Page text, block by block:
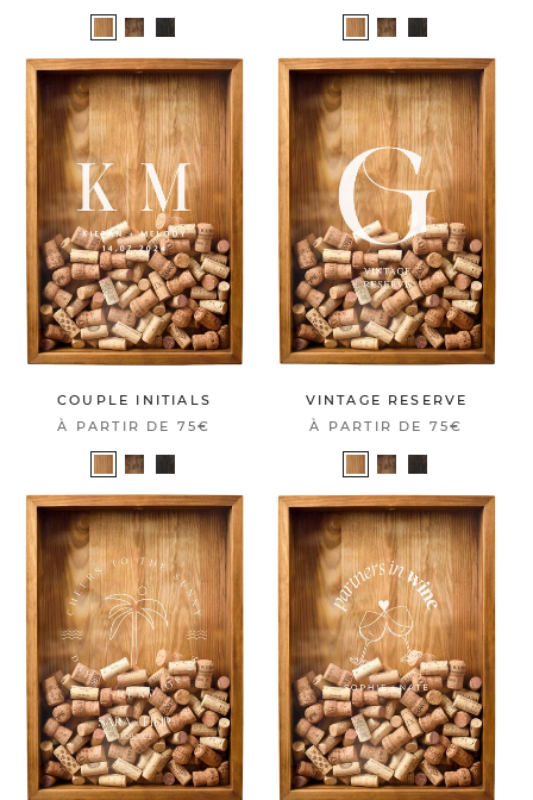
COUPLE INITIALS
À PARTIR DE 75€
VINTAGE RESERVE
À PARTIR DE 75€